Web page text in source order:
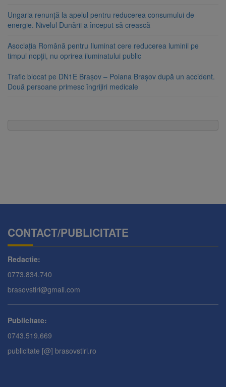
Ungaria renunță la apelul pentru reducerea consumului de
energie. Nivelul Dunării a început să crească
Asociația Română pentru Iluminat cere reducerea luminii pe
timpul nopții, nu oprirea iluminatului public
Trafic blocat pe DN1E Brașov – Poiana Brașov după un accident.
Două persoane primesc îngrijiri medicale
CONTACT/PUBLICITATE
Redactie:
0773.834.740
brasovstiri@gmail.com
Publicitate:
0743.519.669
publicitate [@] brasovstiri.ro